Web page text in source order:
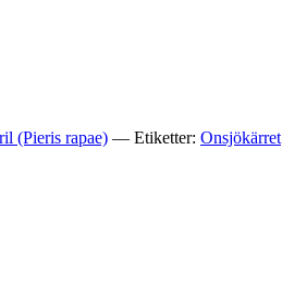
(Pieris rapae) — Etiketter: Onsjökärret